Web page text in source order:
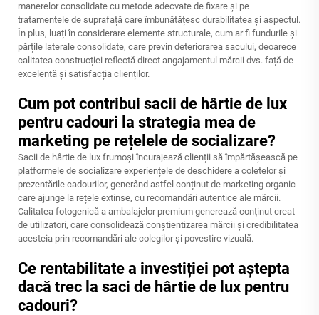
manerelor consolidate cu metode adecvate de fixare și pe
tratamentele de suprafață care îmbunătățesc durabilitatea și aspectul.
În plus, luați în considerare elemente structurale, cum ar fi fundurile și
părțile laterale consolidate, care previn deteriorarea sacului, deoarece
calitatea construcției reflectă direct angajamentul mărcii dvs. față de
excelentă și satisfacția clienților.
Cum pot contribui sacii de hârtie de lux
pentru cadouri la strategia mea de
marketing pe rețelele de socializare?
Sacii de hârtie de lux frumoși încurajează clienții să împărtășească pe
platformele de socializare experiențele de deschidere a coletelor și
prezentările cadourilor, generând astfel conținut de marketing organic
care ajunge la rețele extinse, cu recomandări autentice ale mărcii.
Calitatea fotogenică a ambalajelor premium generează conținut creat
de utilizatori, care consolidează conștientizarea mărcii și credibilitatea
acesteia prin recomandări ale colegilor și povestire vizuală.
Ce rentabilitate a investiției pot aștepta
dacă trec la saci de hârtie de lux pentru
cadouri?